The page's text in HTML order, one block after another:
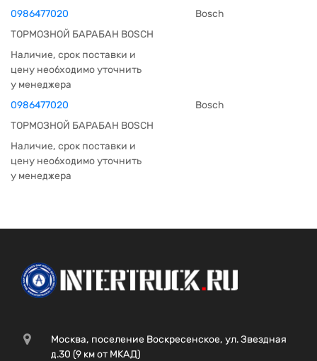
0986477020
Bosch
ТОРМОЗНОЙ БАРАБАН BOSCH
Наличие, срок поставки и
цену необходимо уточнить
у менеджера
0986477020
Bosch
ТОРМОЗНОЙ БАРАБАН BOSCH
Наличие, срок поставки и
цену необходимо уточнить
у менеджера
Москва, поселение Воскресенское, ул. Звездная
д.30 (9 км от МКАД)